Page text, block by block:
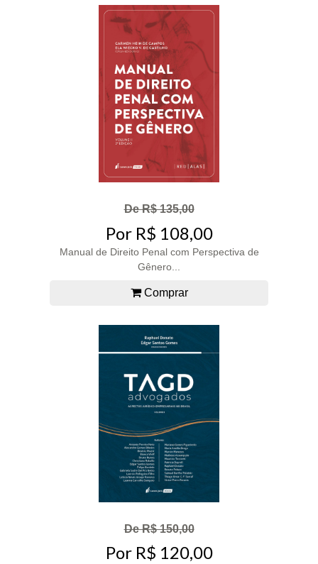
De R$ 135,00
Por R$ 108,00
Manual de Direito Penal com Perspectiva de
Gênero...
Comprar
De R$ 150,00
Por R$ 120,00